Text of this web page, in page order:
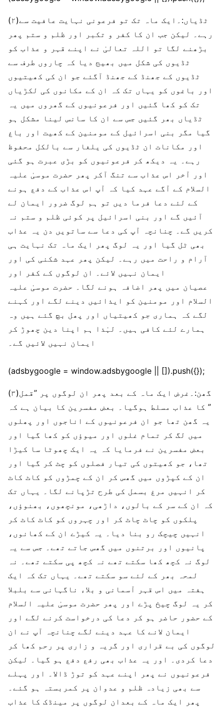
(۲)ٹڈیاں:۔ایک ماہ تک تو فرعونی نہایت عافیت سے
رہے۔ لیکن جب ان کا کفر و تکبر اور ظلم و ستم پھر
بڑھنے لگا تو اللہ تعالیٰ نے اپنے قہر و عذاب کو
ٹڈیوں کی شکل میں بھیج دیا کہ چاروں طرف سے
ٹڈیوں کے جھنڈ کے جھنڈ آگئے جو ان کی کھیتیوں
اور باغوں کو یہاں تک کہ ان کے مکانوں کی لکڑیاں
تک کو کھا گئیں اور فرعونیوں کے گھروں میں یہ
ٹڈیاں بھر گئیں جس سے ان کا سانس لینا مشکل ہو
گیا مگر بنی اسرائیل کے مومنین کے کھیت اور باغ
اور مکانات ان ٹڈیوں کی یلغار سے بالکل محفوظ
رہے۔ یہ دیکھ کر فرعونیوں کو بڑی عبرت ہو گئی
اور آخر اس عذاب سے تنگ آکر پھر حضرت موسیٰ علیہ
السلام کے آگے عہد کیا کہ آپ اس عذاب کے دفع ہونے
کے لئے دعا فرما دیں تو ہم لوگ ضرور ایمان لے
آئیں گے اور بنی اسرائیل پر کوئی ظلم و ستم نہ
کریں گے۔ چنانچہ آپ کی دعا سے ساتویں دن یہ عذاب
بھی ٹل گیا اور یہ لوگ پھر ایک ماہ تک نہایت ہی
آرام و راحت میں رہے۔ لیکن پھر عہد شکنی کی اور
ایمان نہیں لائے۔ ان لوگوں کے کفر اور
عصیان میں پھر اضافہ ہونے لگا۔ حضرت موسیٰ علیہ
السلام اور مومنین کو ایذائیں دینے لگے اور کہنے
لگے کہ ہماری جو کھیتیاں اور پھل بچ گئے ہیں وہ
ہمارے لئے کافی ہیں۔ لہٰذا ہم اپنا دین چھوڑ کر
ایمان نہیں لائیں گے۔
(adsbygoogle = window.adsbygoogle || []).push({});
(۳)گھن:۔غرض ایک ماہ کے بعد پھر ان لوگوں پر ”قمل
” کا عذاب مسلط ہوگیا۔ بعض مفسرین کا بیان ہے کہ
یہ گھن تھا جو ان فرعونیوں کے اناجوں اور پھلوں
میں لگ کر تمام غلوں اور میوؤں کو کھا گیا اور
بعض مفسرین نے فرمایا کہ یہ ایک چھوٹا سا کیڑا
تھا، جو کھیتوں کی تیار فصلوں کو چٹ کر گیا اور
ان کے کپڑوں میں گھس کر ان کے چمڑوں کو کاٹ کاٹ
کر انہیں مرغ بسمل کی طرح تڑپانے لگا۔ یہاں تک
کہ ان کے سر کے بالوں، داڑھی، مونچھوں، بھنوؤں،
پلکوں کو چاٹ چاٹ کر اور چہروں کو کاٹ کاٹ کر
انہیں چیچک رو بنا دیا۔ یہ کیڑے ان کے کھانوں،
پانیوں اور برتنوں میں گھس جاتے تھے۔ جس سے یہ
لوگ نہ کچھ کھا سکتے تھے نہ کچھ پی سکتے تھے۔ نہ
لمحہ بھر کے لئے سو سکتے تھے۔ یہاں تک کہ ایک
ہفتہ میں اس قہر آسمانی و بلاء ناگہانی سے بلبلا
کر یہ لوگ چیخ پڑے اور پھر حضرت موسیٰ علیہ السلام
کے حضور حاضر ہو کر دعا کی درخواست کرنے لگے اور
ایمان لانے کا عہد دینے لگے چنانچہ آپ نے ان
لوگوں کی بے قراری اور گریہ و زاری پر رحم کھا کر
دعا کردی۔ اور یہ عذاب بھی رفع دفع ہو گیا۔ لیکن
فرعونیوں نے پھر اپنے عہد کو توڑ ڈالا۔ اور پہلے
سے بھی زیادہ ظلم و عدوان پر کمربستہ ہو گئے۔
پھر ایک ماہ کے بعدان لوگوں پر مینڈک کا عذاب